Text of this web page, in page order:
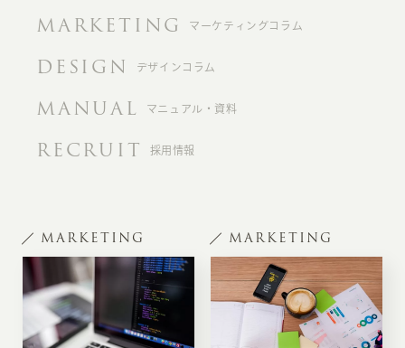
MARKETING マーケティングコラム
DESIGN デザインコラム
MANUAL マニュアル・資料
RECRUIT 採用情報
MARKETING MARKETING